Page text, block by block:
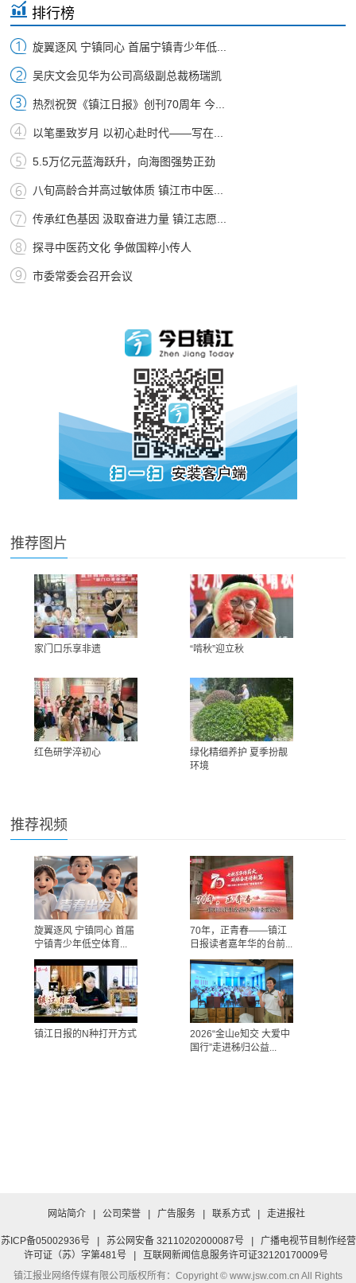
排行榜
旋翼逐风 宁镇同心 首届宁镇青少年低...
吴庆文会见华为公司高级副总裁杨瑞凯
热烈祝贺《镇江日报》创刊70周年 今...
以笔墨致岁月 以初心赴时代——写在...
5.5万亿元蓝海跃升，向海图强势正劲
八旬高龄合并高过敏体质 镇江市中医...
传承红色基因 汲取奋进力量 镇江志愿...
探寻中医药文化 争做国粹小传人
市委常委会召开会议
推荐图片
家门口乐享非遗 “啃秋”迎立秋
红色研学淬初心
绿化精细养护 夏季扮靓
环境
推荐视频
旋翼逐风 宁镇同心 首届
宁镇青少年低空体育...
70年，正青春——镇江
日报读者嘉年华的台前...
镇江日报的N种打开方式
2026“金山e知交 大爱中
国行”走进秭归公益...
网站简介 公司荣誉 广告服务 联系方式 走进报社
苏ICP备05002936号 苏公网安备 32110202000087号
广播电视节目制作经营
许可证（苏）字第481号
互联网新闻信息服务许可证32120170009号
镇江报业网络传媒有限公司 版权所有：Copyright © www.jsw.com.cn All Rights